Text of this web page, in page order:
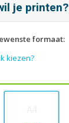
je printen?
formaat:
kiezen?